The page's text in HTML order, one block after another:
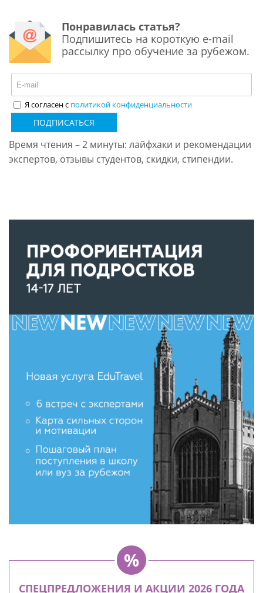
Понравилась статья?
Подпишитесь на короткую e-mail
рассылку про обучение за рубежом.
Я согласен с политикой конфиденциальности
ПОДПИСАТЬСЯ
Время чтения – 2 минуты: лайфхаки и рекомендации
экспертов, отзывы студентов, скидки, стипендии.
СПЕЦПРЕДЛОЖЕНИЯ И АКЦИИ 2026 ГОДА